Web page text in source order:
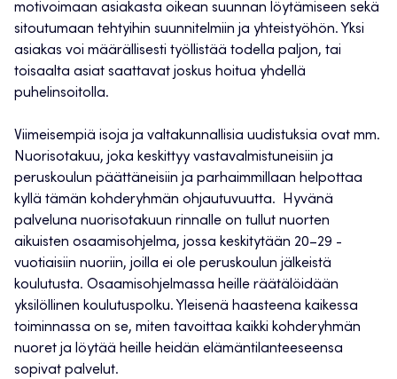
motivoimaan asiakasta oikean suunnan löytämiseen sekä
sitoutumaan tehtyihin suunnitelmiin ja yhteistyöhön. Yksi
asiakas voi määrällisesti työllistää todella paljon, tai
toisaalta asiat saattavat joskus hoitua yhdellä
puhelinsoitolla.
Viimeisempiä isoja ja valtakunnallisia uudistuksia ovat mm.
Nuorisotakuu, joka keskittyy vastavalmistuneisiin ja
peruskoulun päättäneisiin ja parhaimmillaan helpottaa
kyllä tämän kohderyhmän ohjautuvuutta. Hyvänä
palveluna nuorisotakuun rinnalle on tullut nuorten
aikuisten osaamisohjelma, jossa keskitytään 20–29 -
vuotiaisiin nuoriin, joilla ei ole peruskoulun jälkeistä
koulutusta. Osaamisohjelmassa heille räätälöidään
yksilöllinen koulutuspolku. Yleisenä haasteena kaikessa
toiminnassa on se, miten tavoittaa kaikki kohderyhmän
nuoret ja löytää heille heidän elämäntilanteeseensa
sopivat palvelut.